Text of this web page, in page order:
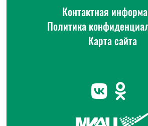
Контактная
Политика
Карта сайта